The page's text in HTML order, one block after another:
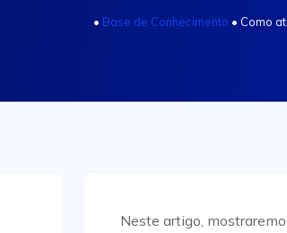
• Base de Conhecimento • Como
Neste artigo,